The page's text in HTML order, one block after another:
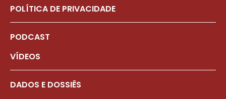
POLÍTICA DE PRIVACIDADE
PODCAST
VÍDEOS
DADOS E DOSSIÊS